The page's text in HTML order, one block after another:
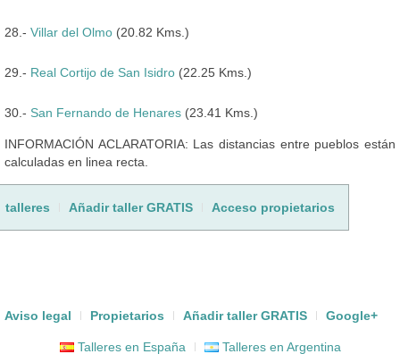
28.- Villar del Olmo (20.82 Kms.)
29.- Real Cortijo de San Isidro (22.25 Kms.)
30.- San Fernando de Henares (23.41 Kms.)
INFORMACIÓN ACLARATORIA: Las distancias entre pueblos están
calculadas en linea recta.
talleres Añadir taller GRATIS Acceso propietarios
Aviso legal Propietarios Añadir taller GRATIS Google+
Talleres en España Talleres en Argentina